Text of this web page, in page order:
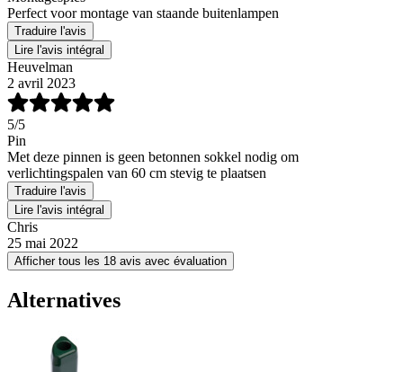
Perfect voor montage van staande buitenlampen
Traduire l'avis
Lire l'avis intégral
Heuvelman
2 avril 2023
5/5
Pin
Met deze pinnen is geen betonnen sokkel nodig om
verlichtingspalen van 60 cm stevig te plaatsen
Traduire l'avis
Lire l'avis intégral
Chris
25 mai 2022
Afficher tous les 18 avis avec évaluation
Alternatives